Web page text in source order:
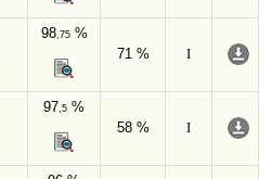
98,75%
71 %
I
97,5 %
58 %
I